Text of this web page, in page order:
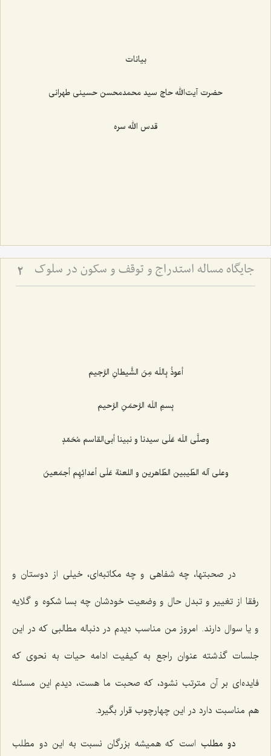
بیانات
حضرت آیت‌الله حاج سید محمدمحسن حسینی طهرانی
قدس الله سره
جایگاه مساله استدراج و توقف و سکون در سلوک 2
أعوذُ بِاللَه مِنَ الشَّیطانِ الرَّجیم‌
بِسمِ اللَه الرَّحمَنِ الرَّحیم‌
وصلَّى اللَه عَلَى سیدنا و نبینا أبى‌القاسم مُحَمّدٍ
وعلى آله الطّیبین الطّاهرین و اللعنة عَلَى أعدائِهِم أجمَعینَ‌
در صحبتها، چه شفاهی و چه مکاتبه‌ای، خیلی از دوستان و
رفقا از تغییر و تبدل حال و وضعیت خودشان چه بسا شکوه و گلایه
و یا سوال دارند. امروز من مناسب دیدم در دنباله مطالبی که در این
جلسات گذشته عنوان راجع به کیفیت ادامه حیات به نحوی که
فایده‌ای بر آن مترتب نشود، که صحبت ما هست، دیدم این مسئله
هم مناسبت دارد در این چهارچوب قرار بگیرد.
دو مطلب است که همیشه بزرگان نسبت به این دو مطلب